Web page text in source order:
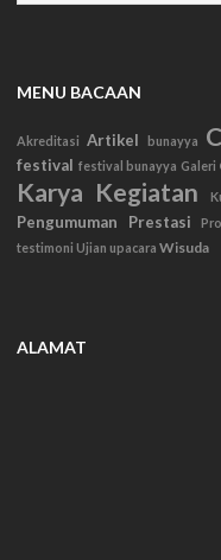
MENU BACAAN
Akreditasi Artikel bunayya
festival festival bunayya Galeri
Karya Kegiatan
Pengumuman Prestasi
testimoni Ujian upacara Wisuda
ALAMAT